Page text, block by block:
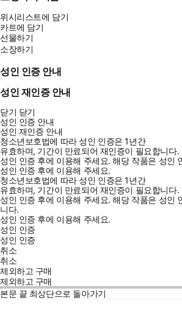
위시리스트에 담기
카트에 담기
선물하기
소장하기
성인 인증 안내
성인 재인증 안내
닫기 닫기
성인 인증 안내
성인 재인증 안내
청소년보호법에 따라 성인 인증은 1년간
유효하며, 기간이 만료되어 재인증이 필요합니다.
성인 인증 후에 이용해 주세요.해당 작품은 성인
성인 인증 후에 이용해 주세요.
청소년보호법에 따라 성인 인증은 1년간
유효하며, 기간이 만료되어 재인증이 필요합니다.
성인 인증 후에 이용해 주세요.해당 작품은 성인
니다.
성인 인증 후에 이용해 주세요.
성인 인증
성인 인증
취소
취소
제외하고 구매
제외하고 구매
본문 끝 최상단으로 돌아가기